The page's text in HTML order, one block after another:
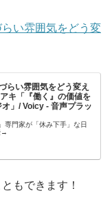
い雰囲気をどう変
らい雰囲気をどう変え
キ「『働く』の価値を
」/ Voicy - 音声プラッ
専門家が「休み下手」な日
→
もできます！